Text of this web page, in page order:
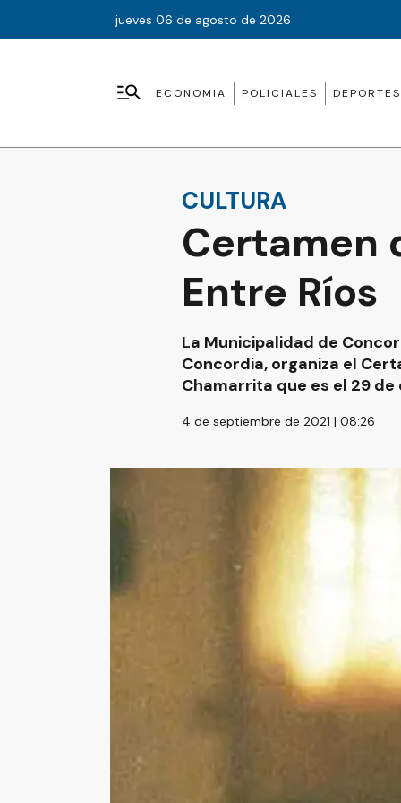
jueves 06 de agosto de 2026
ECONOMIA POLICIALES DEPORTES
CULTURA
Certamen
Entre Ríos
La Municipalidad de
Concordia, organiza el
Chamarrita que es el 29
4 de septiembre de 2021 | 08:26